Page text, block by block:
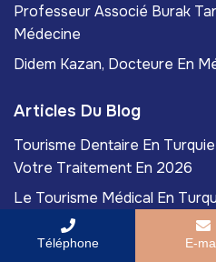
Professeur Associé Burak
Médecine
Didem Kazan, Docteure En
Articles Du Blog
Tourisme Dentaire En
Votre Traitement En 2026
Le Tourisme Médical En
Patients Choisissent Istanbul
Qu'est-Ce Que L'esthétique
Téléphone E-